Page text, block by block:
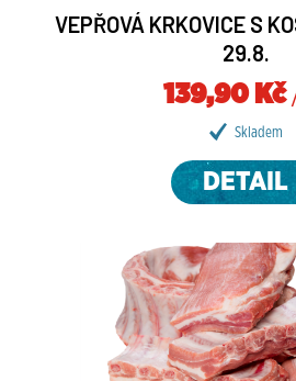
VEPŘOVÁ KRKOVICE S
29.8.
139,90 Kč
Skladem
DETAIL